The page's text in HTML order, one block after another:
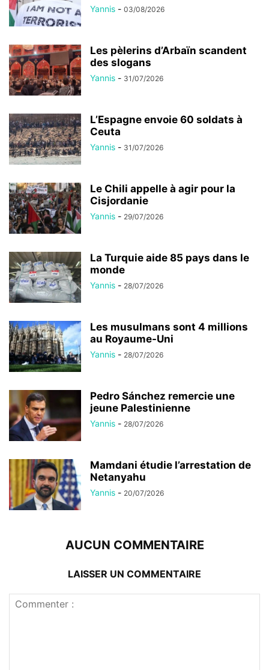
Yannis - 03/08/2026
Les pèlerins d’Arbaïn scandent
des slogans
Yannis - 31/07/2026
L’Espagne envoie 60 soldats à
Ceuta
Yannis - 31/07/2026
Le Chili appelle à agir pour la
Cisjordanie
Yannis - 29/07/2026
La Turquie aide 85 pays dans le
monde
Yannis - 28/07/2026
Les musulmans sont 4 millions
au Royaume-Uni
Yannis - 28/07/2026
Pedro Sánchez remercie une
jeune Palestinienne
Yannis - 28/07/2026
Mamdani étudie l’arrestation de
Netanyahu
Yannis - 20/07/2026
AUCUN COMMENTAIRE
LAISSER UN COMMENTAIRE